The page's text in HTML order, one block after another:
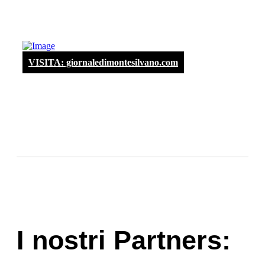
VISITA: giornaledimontesilvano.com
I nostri Partners: